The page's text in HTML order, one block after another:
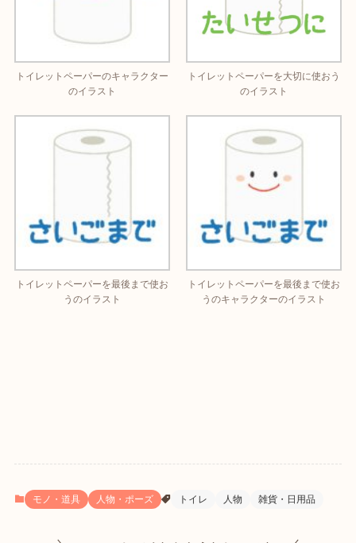
トイレットペーパーのキャラクター
のイラスト
トイレットペーパーを大切に使おう
のイラスト
トイレットペーパーを最後まで使お
うのイラスト
トイレットペーパーを最後まで使お
うのキャラクターのイラスト
モノ・道具 人物・ポーズ トイレ 人物 雑貨・日用品